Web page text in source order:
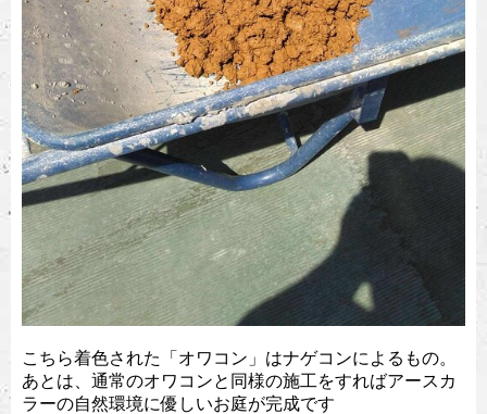
こちら着色された「オワコン」はナゲコンによるもの。
あとは、通常のオワコンと同様の施工をすればアースカ
ラーの自然環境に優しいお庭が完成です